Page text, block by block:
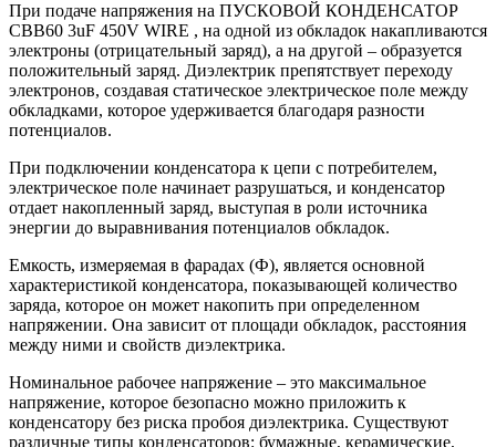
При подаче напряжения на ПУСКОВОЙ КОНДЕНСАТОР
CBB60 3uF 450V WIRE , на одной из обкладок накапливаются
электроны (отрицательный заряд), а на другой – образуется
положительный заряд. Диэлектрик препятствует переходу
электронов, создавая статическое электрическое поле между
обкладками, которое удерживается благодаря разности
потенциалов.
При подключении конденсатора к цепи с потребителем,
электрическое поле начинает разрушаться, и конденсатор
отдает накопленный заряд, выступая в роли источника
энергии до выравнивания потенциалов обкладок.
Емкость, измеряемая в фарадах (Ф), является основной
характеристикой конденсатора, показывающей количество
заряда, которое он может накопить при определенном
напряжении. Она зависит от площади обкладок, расстояния
между ними и свойств диэлектрика.
Номинальное рабочее напряжение – это максимальное
напряжение, которое безопасно можно приложить к
конденсатору без риска пробоя диэлектрика. Существуют
различные типы конденсаторов: бумажные, керамические,